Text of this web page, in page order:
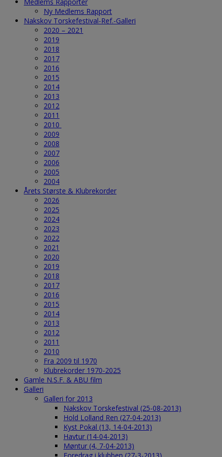
Ny Medlems Rapport
Nakskov Torskefestival-Ref.-Galleri
2020 – 2021
2019
2018
2017
2016
2015
2014
2013
2012
2011
2010
2009
2008
2007
2006
2005
2004
Årets Største & Klubrekorder
2026
2025
2024
2023
2022
2021
2020
2019
2018
2017
2016
2015
2014
2013
2012
2011
2010
Fra 2009 til 1970
Klubrekorder 1970-2025
Gamle N.S.F. & ABU film
Galleri
Galleri for 2013
Nakskov Torskefestival (25-08-2013)
Hold Lolland Ren (27-04-2013)
Kyst Pokal (13, 14-04-2013)
Havtur (14-04-2013)
Møntur (4, 7-04-2013)